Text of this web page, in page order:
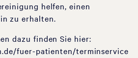
helfen, einen
zu erhalten.
dazu finden Sie hier:
fuer-patienten/terminservice